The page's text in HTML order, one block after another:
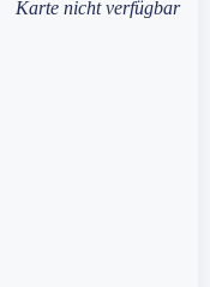
Karte nicht verfügbar